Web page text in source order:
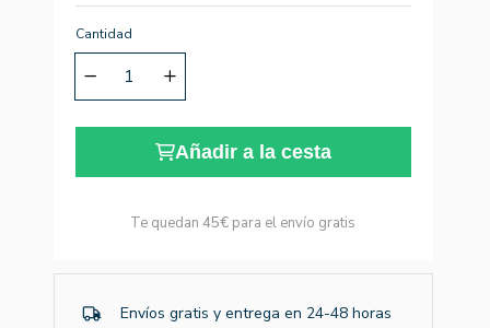
Cantidad
Añadir a la cesta
Te quedan 45€ para el envío gratis
Envíos gratis y entrega en 24-48 horas